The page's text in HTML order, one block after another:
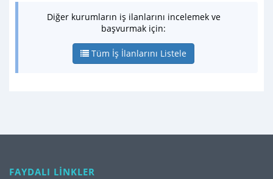
Diğer kurumların iş ilanlarını incelemek ve
başvurmak için:
Tüm İş İlanlarını Listele
FAYDALI LİNKLER